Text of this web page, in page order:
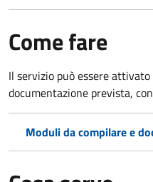
Come fare
Il servizio può essere
documentazione prevista,
Moduli da compilare e